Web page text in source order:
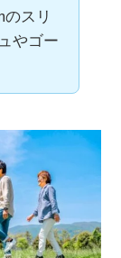
スリ
やゴー